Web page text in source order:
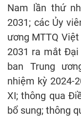
Nam lần thứ
2031; các Ủy
ương MTTQ
2031 ra mắt Đại
ban Trung
nhiệm kỳ 2024-
XI; thông qua
bổ sung; thông